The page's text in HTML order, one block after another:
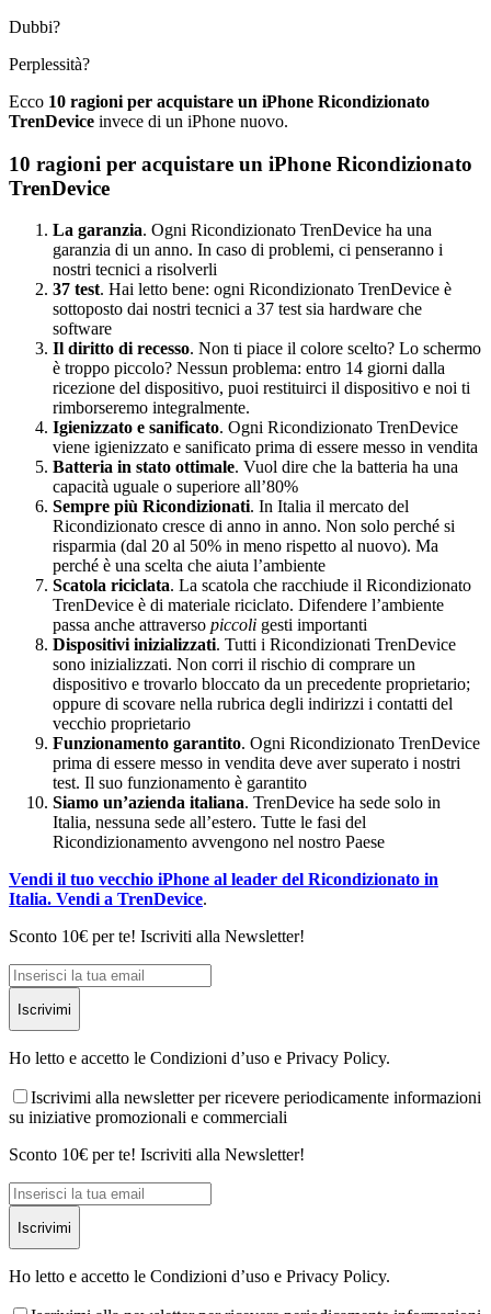
Dubbi?
Perplessità?
Ecco 10 ragioni per acquistare un iPhone Ricondizionato
TrenDevice invece di un iPhone nuovo.
10 ragioni per acquistare un iPhone Ricondizionato
TrenDevice
La garanzia. Ogni Ricondizionato TrenDevice ha una
garanzia di un anno. In caso di problemi, ci penseranno i
nostri tecnici a risolverli
37 test. Hai letto bene: ogni Ricondizionato TrenDevice è
sottoposto dai nostri tecnici a 37 test sia hardware che
software
Il diritto di recesso. Non ti piace il colore scelto? Lo schermo
è troppo piccolo? Nessun problema: entro 14 giorni dalla
ricezione del dispositivo, puoi restituirci il dispositivo e noi ti
rimborseremo integralmente.
Igienizzato e sanificato. Ogni Ricondizionato TrenDevice
viene igienizzato e sanificato prima di essere messo in vendita
Batteria in stato ottimale. Vuol dire che la batteria ha una
capacità uguale o superiore all’80%
Sempre più Ricondizionati. In Italia il mercato del
Ricondizionato cresce di anno in anno. Non solo perché si
risparmia (dal 20 al 50% in meno rispetto al nuovo). Ma
perché è una scelta che aiuta l’ambiente
Scatola riciclata. La scatola che racchiude il Ricondizionato
TrenDevice è di materiale riciclato. Difendere l’ambiente
passa anche attraverso piccoli gesti importanti
Dispositivi inizializzati. Tutti i Ricondizionati TrenDevice
sono inizializzati. Non corri il rischio di comprare un
dispositivo e trovarlo bloccato da un precedente proprietario;
oppure di scovare nella rubrica degli indirizzi i contatti del
vecchio proprietario
Funzionamento garantito. Ogni Ricondizionato TrenDevice
prima di essere messo in vendita deve aver superato i nostri
test. Il suo funzionamento è garantito
Siamo un’azienda italiana. TrenDevice ha sede solo in
Italia, nessuna sede all’estero. Tutte le fasi del
Ricondizionamento avvengono nel nostro Paese
Vendi il tuo vecchio iPhone al leader del Ricondizionato in
Italia. Vendi a TrenDevice.
Sconto 10€ per te! Iscriviti alla Newsletter!
Iscrivimi
Ho letto e accetto le Condizioni d’uso e Privacy Policy.
Iscrivimi alla newsletter per ricevere periodicamente informazioni
su iniziative promozionali e commerciali
Sconto 10€ per te! Iscriviti alla Newsletter!
Iscrivimi
Ho letto e accetto le Condizioni d’uso e Privacy Policy.